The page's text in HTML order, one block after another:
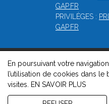
GAP.FR
PRIVILÈGES :
GAP.FR
© 2026, Greffe du Tribunal
légales-Contact -
En poursuivant votre
l’utilisation de cookies dans
visites.
EN SAVOIR PLUS